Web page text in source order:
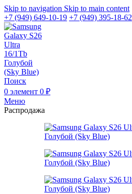
Skip to navigation Skip to main content
+7 (949) 649-10-19 +7 (949) 395-18-62
Поиск
0 элемент 0 ₽
Меню
Распродажа